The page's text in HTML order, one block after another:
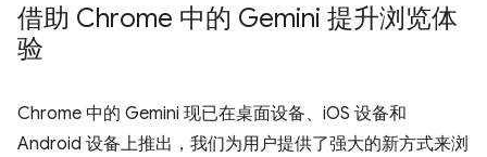
借助 Chrome 中的 Gemini 提升浏览体
验
Chrome 中的 Gemini 现已在桌面设备、iOS 设备和
Android 设备上推出，我们为用户提供了强大的新方式来浏